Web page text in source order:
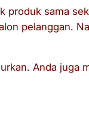
produk sama
pelanggan.
Anda juga